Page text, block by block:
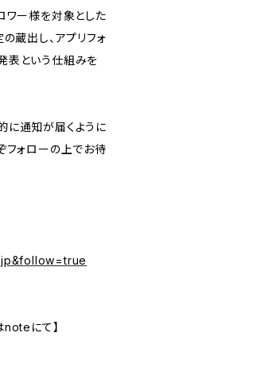
ワー様を対象とした
蔵出し、アプリフォ
表という仕組みを
に通知が届くように
フォローの上でお待
にて】